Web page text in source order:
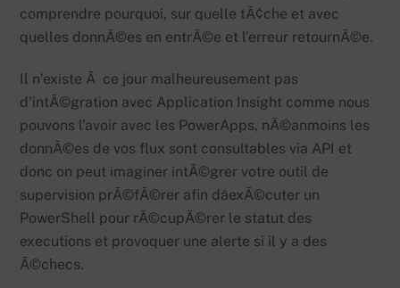
comprendre pourquoi, sur quelle tÃ¢che et avec
quelles donnÃ©es en entrÃ©e et l’erreur retournÃ©e.
Il n’existe Ã ce jour malheureusement pas
d’intÃ©gration avec Application Insight comme nous
pouvons l’avoir avec les PowerApps, nÃ©anmoins les
donnÃ©es de vos flux sont consultables via API et
donc on peut imaginer intÃ©grer votre outil de
supervision prÃ©fÃ©rer afin dâexÃ©cuter un
PowerShell pour rÃ©cupÃ©rer le statut des
executions et provoquer une alerte si il y a des
Ã©checs.